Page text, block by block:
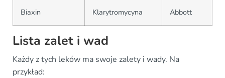
Biaxin Klarytromycyna Abbott
Lista zalet i wad
Każdy z tych leków ma swoje zalety i wady. Na
przykład: